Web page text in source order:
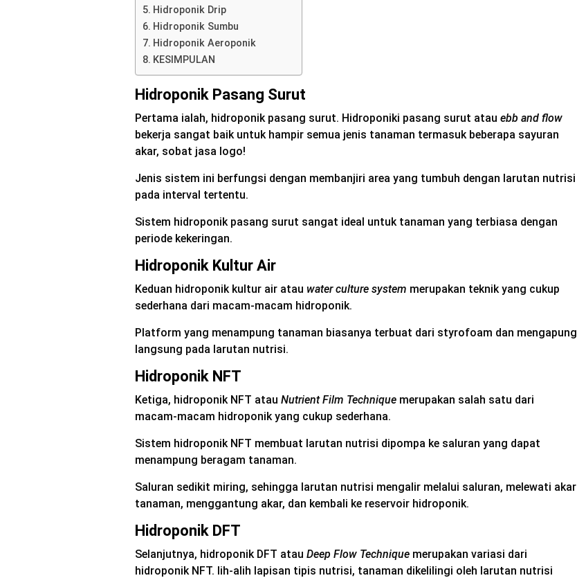
Hidroponik Drip
Hidroponik Sumbu
Hidroponik Aeroponik
KESIMPULAN
Hidroponik Pasang Surut
Pertama ialah, hidroponik pasang surut. Hidroponiki pasang surut atau ebb and flow
bekerja sangat baik untuk hampir semua jenis tanaman termasuk beberapa sayuran
akar, sobat jasa logo!
Jenis sistem ini berfungsi dengan membanjiri area yang tumbuh dengan larutan nutrisi
pada interval tertentu.
Sistem hidroponik pasang surut sangat ideal untuk tanaman yang terbiasa dengan
periode kekeringan.
Hidroponik Kultur Air
Keduan hidroponik kultur air atau water culture system merupakan teknik yang cukup
sederhana dari macam-macam hidroponik.
Platform yang menampung tanaman biasanya terbuat dari styrofoam dan mengapung
langsung pada larutan nutrisi.
Hidroponik NFT
Ketiga, hidroponik NFT atau Nutrient Film Technique merupakan salah satu dari
macam-macam hidroponik yang cukup sederhana.
Sistem hidroponik NFT membuat larutan nutrisi dipompa ke saluran yang dapat
menampung beragam tanaman.
Saluran sedikit miring, sehingga larutan nutrisi mengalir melalui saluran, melewati akar
tanaman, menggantung akar, dan kembali ke reservoir hidroponik.
Hidroponik DFT
Selanjutnya, hidroponik DFT atau Deep Flow Technique merupakan variasi dari
hidroponik NFT. lih-alih lapisan tipis nutrisi, tanaman dikelilingi oleh larutan nutrisi